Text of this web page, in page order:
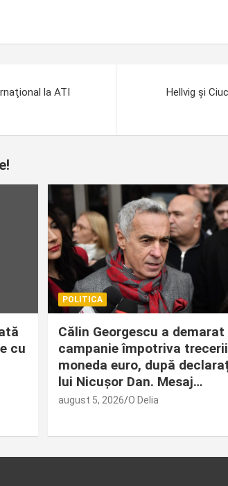
la ATI
Hellvig și
cu
POLITICA
Călin Georgescu a demarat
campanie împotriva
moneda euro, după
lui Nicușor Dan. Mesaj…
august 5, 2026 O Delia